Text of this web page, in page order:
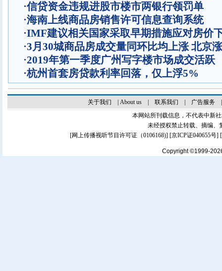
·信贷资金违规进股市楼市两银行领罚单
·海南上线商品房销售许可信息查询系统
·IMF建议相关国家采取早期措施应对房价
·3月30城商品房成交量同环比均上涨 北京
·2019年第一季度广州写字楼市场成交活跃
·杭州首套房贷款利率回落，仅上浮5%
关于我们 About us| 联系我们 广告服务
本网站所刊载信息，不代表中新
未经授权禁止转载、摘编、
[网上传播视听节目许可证（0106168)] [京ICP证040655号]
Copyright ©1999-